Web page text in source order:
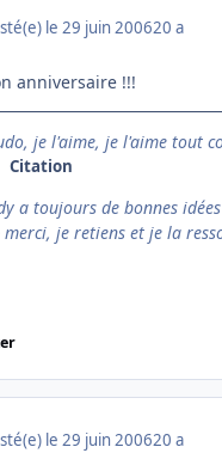
le 29 juin 200620 a
anniversaire !!!
je l'aime, je l'aime tout
Citation
a toujours de bonnes idées
merci, je retiens et je la
le 29 juin 200620 a